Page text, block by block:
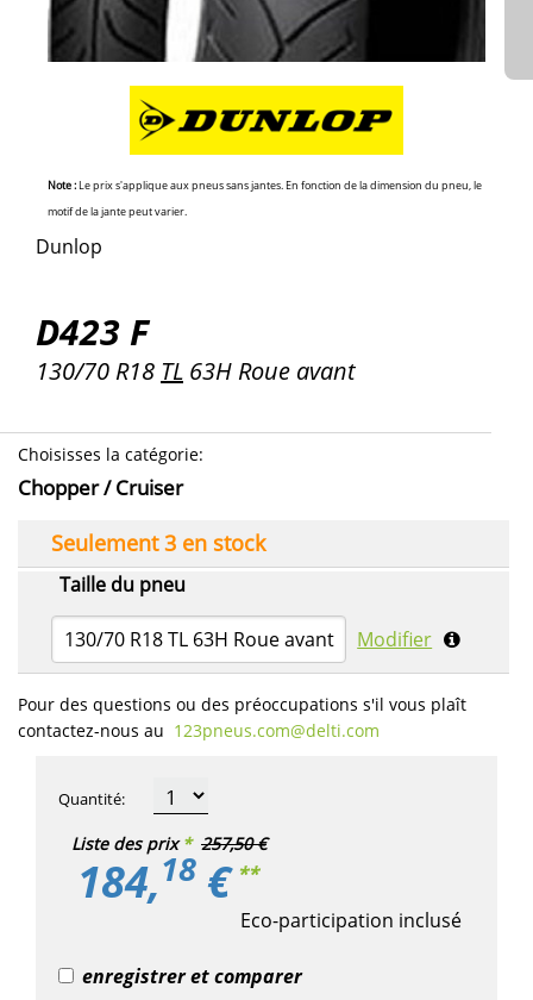
Note :Le prix s'applique aux pneus sans jantes. En fonction de la dimension du pneu, le
motif de la jante peut varier.
Dunlop
D423 F
130/70 R18 TL 63H Roue avant
Choisisses la catégorie:
Chopper / Cruiser
Taille du pneu
130/70 R18 TL 63H Roue avant Modifier
Seulement 3 en stock
Pour des questions ou des préoccupations s'il vous plaît
contactez-nous au 123pneus.com​@delti.com
Liste des prix * 257,50 €
184,18 € **
Eco-participation inclusé
Quantité:
enregistrer et comparer